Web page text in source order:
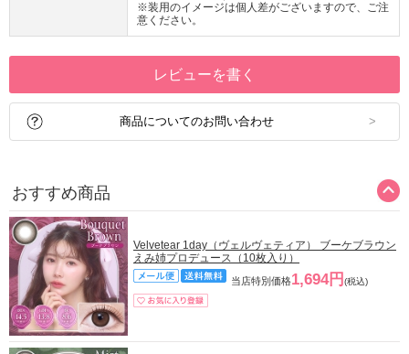
※装用のイメージは個人差がございますので、ご注
意ください。
レビューを書く
商品についてのお問い合わせ
おすすめ商品
Velvetear 1day（ヴェルヴェティア） ブーケブラウン
えみ姉プロデュース（10枚入り）
当店特別価格1,694円 (税込)